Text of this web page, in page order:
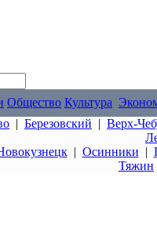
Общество Культура
| Березовский | Верх-
| Осинники |
Тяжин